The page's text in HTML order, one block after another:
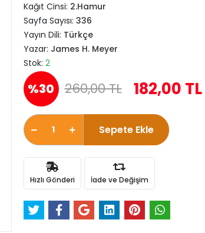
Kağıt Cinsi: 2.Hamur
Sayfa Sayısı: 336
Yayın Dili: Türkçe
Yazar: James H. Meyer
Stok: 2
%30 260,00 TL 182,00 TL
Sepete Ekle
Hızlı Gönderi İade ve Değişim